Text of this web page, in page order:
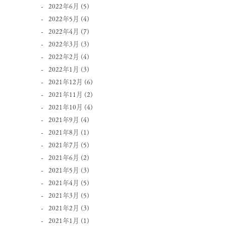
2022年6月 (5)
2022年5月 (4)
2022年4月 (7)
2022年3月 (3)
2022年2月 (4)
2022年1月 (3)
2021年12月 (6)
2021年11月 (2)
2021年10月 (4)
2021年9月 (4)
2021年8月 (1)
2021年7月 (5)
2021年6月 (2)
2021年5月 (3)
2021年4月 (5)
2021年3月 (5)
2021年2月 (3)
2021年1月 (1)